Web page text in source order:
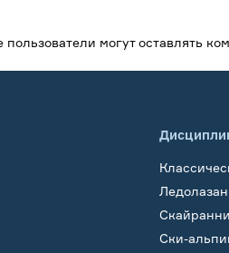
пользователи могут оставлять
Ски-